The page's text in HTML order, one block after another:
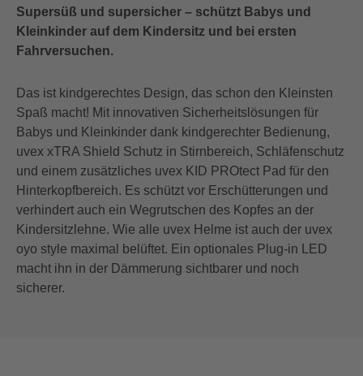
Supersüß und supersicher – schützt Babys und
Kleinkinder auf dem Kindersitz und bei ersten
Fahrversuchen.
Das ist kindgerechtes Design, das schon den Kleinsten
Spaß macht! Mit innovativen Sicherheitslösungen für
Babys und Kleinkinder dank kindgerechter Bedienung,
uvex xTRA Shield Schutz in Stirnbereich, Schläfenschutz
und einem zusätzliches uvex KID PROtect Pad für den
Hinterkopfbereich. Es schützt vor Erschütterungen und
verhindert auch ein Wegrutschen des Kopfes an der
Kindersitzlehne. Wie alle uvex Helme ist auch der uvex
oyo style maximal belüftet. Ein optionales Plug-in LED
macht ihn in der Dämmerung sichtbarer und noch
sicherer.